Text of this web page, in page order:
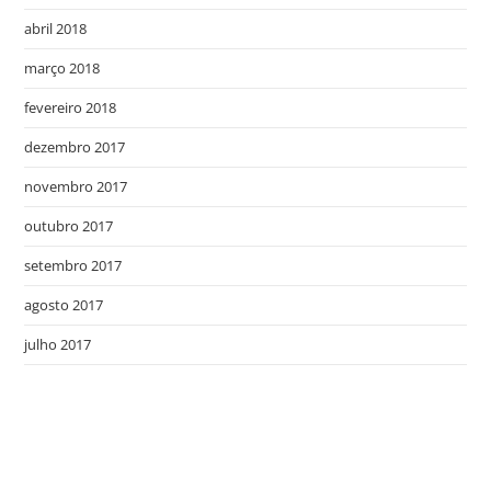
abril 2018
março 2018
fevereiro 2018
dezembro 2017
novembro 2017
outubro 2017
setembro 2017
agosto 2017
julho 2017